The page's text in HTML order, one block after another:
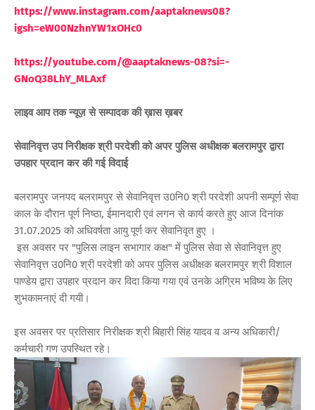
https://www.instagram.com/aaptaknews08?
igsh=eW00NzhnYW1xOHc0
https://youtube.com/@aaptaknews-08?si=-
GNoQ38LhY_MLAxf
लाइव आप तक न्यूज़ से सम्पादक की ख़ास ख़बर
सेवानिवृत्त उप निरीक्षक श्री परदेशी को अपर पुलिस अधीक्षक बलरामपुर द्वारा
उपहार प्रदान कर की गई विदाई
बलरामपुर जनपद बलरामपुर से सेवानिवृत्त उ0नि0 श्री परदेशी अपनी सम्पूर्ण सेवा
काल के दौरान पूर्ण निष्ठा, ईमानदारी एवं लगन से कार्य करते हुए आज दिनांक
31.07.2025 को अधिवर्षता आयु पूर्ण कर सेवानिवृत हुए ।
इस अवसर पर "पुलिस लाइन सभागार कक्ष" में पुलिस सेवा से सेवानिवृत्त हुए
सेवानिवृत्त उ0नि0 श्री परदेशी को अपर पुलिस अधीक्षक बलरामपुर श्री विशाल
पाण्डेय द्वारा उपहार प्रदान कर विदा किया गया एवं उनके अग्रिम भविष्य के लिए
शुभकामनाएं दी गयी।
इस अवसर पर प्रतिसार निरीक्षक श्री बिहारी सिंह यादव व अन्य अधिकारी/
कर्मचारी गण उपस्थित रहे।